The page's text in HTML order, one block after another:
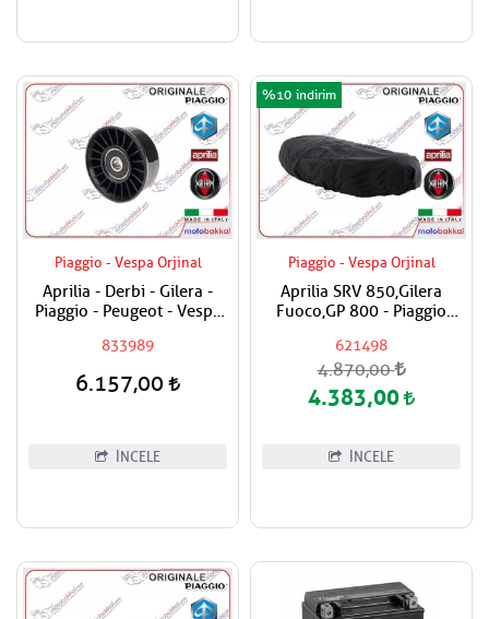
Piaggio - Vespa Orjinal
Aprilia - Derbi - Gilera -
Piaggio - Peugeot - Vespa
Kayış Plastik Rulmanı
833989
6.157,00
İNCELE
Piaggio - Vespa Orjinal
Aprilia SRV 850,Gilera
Fuoco,GP 800 - Piaggio
200,250,400,MP3 - Vespa
GTS 125,150,250,300 - gtv
250,300 -Primavera,Sprint
125,150 Sele altı montajlı
621498
%10
4.870,00
4.383,00
İNCELE